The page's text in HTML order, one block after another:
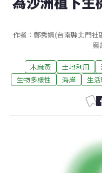
作者：鄭秀娟(台南縣北門
案
木麻黃 土地利用
生物多樣性
海岸 生